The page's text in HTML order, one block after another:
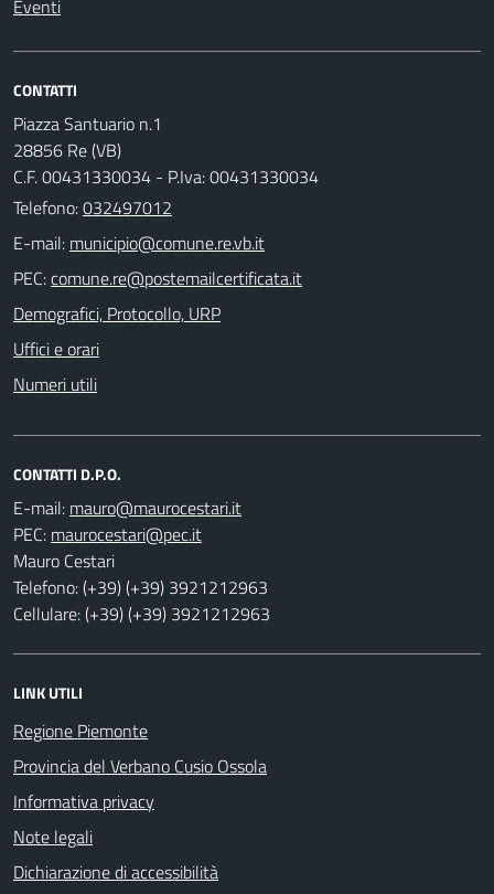
Eventi
CONTATTI
Piazza Santuario n.1
28856 Re (VB)
C.F. 00431330034 - P.Iva: 00431330034
Telefono:032497012
E-mail:
PEC:
Demografici, Protocollo, URP
Uffici e orari
Numeri utili
CONTATTI D.P.O.
E-mail:
PEC:
Mauro Cestari
Telefono: (+39) (+39) 3921212963
Cellulare: (+39) (+39) 3921212963
LINK UTILI
Regione Piemonte
Provincia del Verbano Cusio Ossola
Informativa privacy
Note legali
Dichiarazione di accessibilità